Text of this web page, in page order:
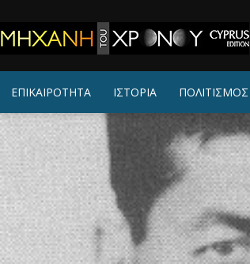
ΤΟΥ
ΧΡΟΝΟΥ
ΕΠΙΚΑΙΡΟΤΗΤΑ ΙΣΤΟΡΙΑ ΠΟΛΙΤΙΣΜΟΣ